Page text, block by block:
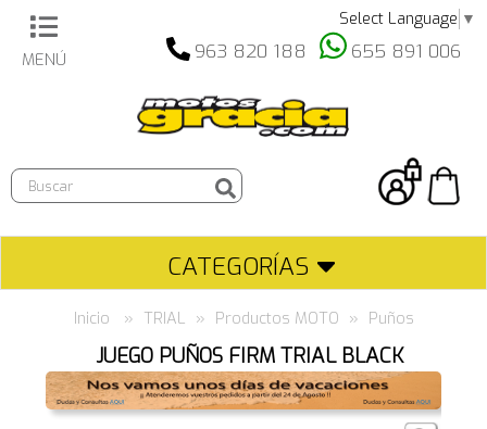
Select Language ▼
963 820 188 655 891 006
MENÚ
de
producto
CATEGORÍAS
Inicio TRIAL Productos MOTO Puños
JUEGO PUÑOS FIRM TRIAL BLACK